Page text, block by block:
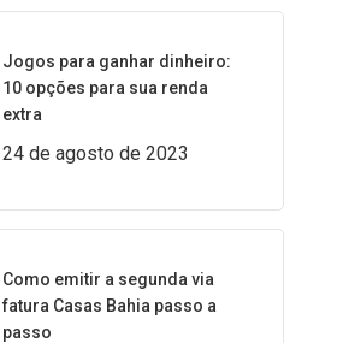
Jogos para ganhar dinheiro:
10 opções para sua renda
extra
24 de agosto de 2023
Como emitir a segunda via
fatura Casas Bahia passo a
passo